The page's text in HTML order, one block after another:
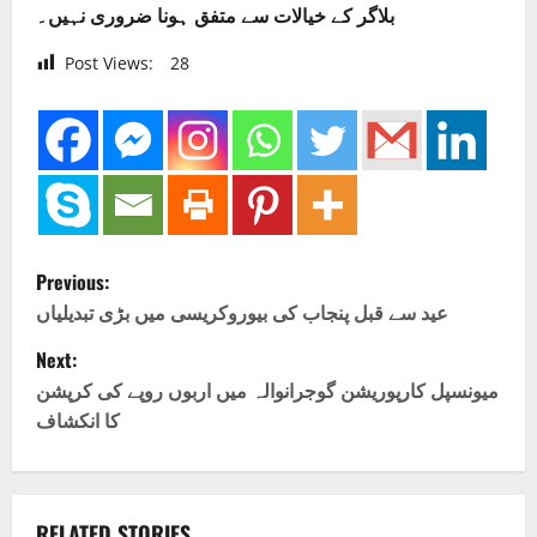
بلاگر کے خیالات سے متفق ہونا ضروری نہیں۔
Post Views: 28
P
o
s
t
n
a
Previous:
عید سے قبل پنجاب کی بیوروکریسی میں بڑی تبدیلیاں
Next:
میونسپل کارپوریشن گوجرانوالہ میں اربوں روپے کی کرپشن
کا انکشاف